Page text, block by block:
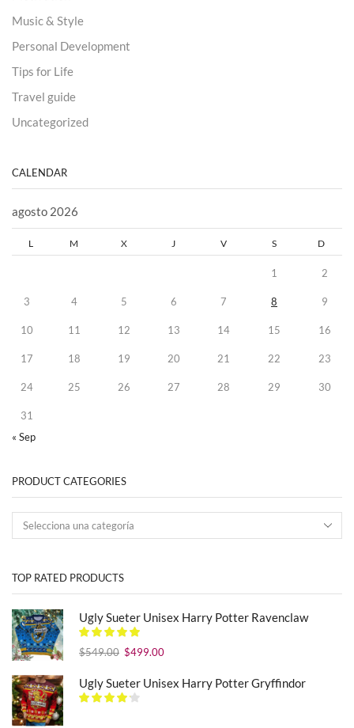
Music & Style
Personal Development
Tips for Life
Travel guide
Uncategorized
CALENDAR
agosto 2026
L M X J V S D
1 2
3 4 5 6 7 8 9
10 11 12 13 14 15 16
17 18 19 20 21 22 23
24 25 26 27 28 29 30
31
« Sep
PRODUCT CATEGORIES
TOP RATED PRODUCTS
Ugly Sueter Unisex Harry Potter Ravenclaw
$549.00 El
original
era:
$499.00El
actual
Ugly Sueter Unisex Harry Potter Gryffindor